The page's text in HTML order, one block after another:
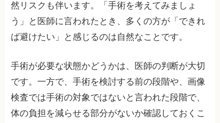
然リスクも伴います。「手術を考えてみましょ
う」と医師に言われたとき、多くの方が「できれ
ば避けたい」と感じるのは自然なことです。
手術が必要な状態かどうかは、医師の判断が大切
です。一方で、手術を検討する前の段階や、画像
検査では手術の対象ではないと言われた段階で、
体の負担を減らせる部分がないか確認しておくこ